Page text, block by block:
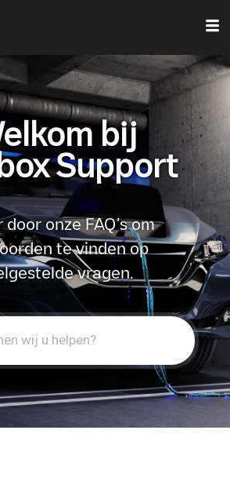
bij
Support
door onze FAQ’s om
te vinden op
vragen.